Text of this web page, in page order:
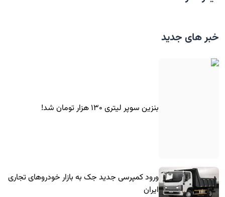
خبر های جدید
بنزین سوپر لیتری ۱۳۰ هزار تومان شد!
ورود کمپرسی جدید جک به بازار خودروهای تجاری
ایران